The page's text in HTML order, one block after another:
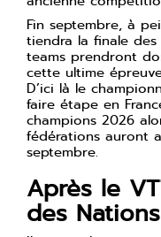
Fin septembre, à
tiendra la finale
teams prendront
cette ultime
D’ici là le
faire étape en
champions 2026
fédérations auront
septembre.
Après le
des Nations